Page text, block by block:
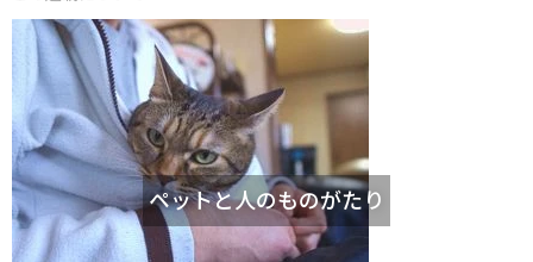
ペットと人のものがたり